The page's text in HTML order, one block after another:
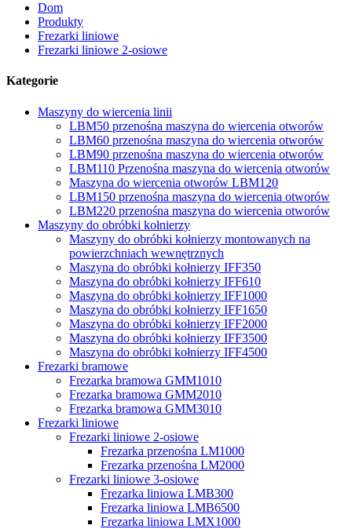
Dom
Produkty
Frezarki liniowe
Frezarki liniowe 2-osiowe
Kategorie
Maszyny do wiercenia linii
LBM50 przenośna maszyna do wiercenia otworów
LBM60 przenośna maszyna do wiercenia otworów
LBM90 przenośna maszyna do wiercenia otworów
LBM110 Przenośna maszyna do wiercenia otworów
Maszyna do wiercenia otworów LBM120
LBM150 przenośna maszyna do wiercenia otworów
LBM220 przenośna maszyna do wiercenia otworów
Maszyny do obróbki kołnierzy
Maszyny do obróbki kołnierzy montowanych na
powierzchniach wewnętrznych
Maszyna do obróbki kołnierzy IFF350
Maszyna do obróbki kołnierzy IFF610
Maszyna do obróbki kołnierzy IFF1000
Maszyna do obróbki kołnierzy IFF1650
Maszyna do obróbki kołnierzy IFF2000
Maszyna do obróbki kołnierzy IFF3500
Maszyna do obróbki kołnierzy IFF4500
Frezarki bramowe
Frezarka bramowa GMM1010
Frezarka bramowa GMM2010
Frezarka bramowa GMM3010
Frezarki liniowe
Frezarki liniowe 2-osiowe
Frezarka przenośna LM1000
Frezarka przenośna LM2000
Frezarki liniowe 3-osiowe
Frezarka liniowa LMB300
Frezarka liniowa LMB6500
Frezarka liniowa LMX1000